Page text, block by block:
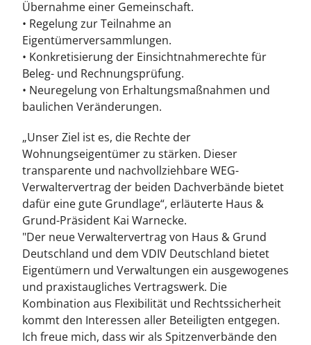
Übernahme einer Gemeinschaft.
• Regelung zur Teilnahme an
Eigentümerversammlungen.
• Konkretisierung der Einsichtnahmerechte für
Beleg- und Rechnungsprüfung.
• Neuregelung von Erhaltungsmaßnahmen und
baulichen Veränderungen.
„Unser Ziel ist es, die Rechte der
Wohnungseigentümer zu stärken. Dieser
transparente und nachvollziehbare WEG-
Verwaltervertrag der beiden Dachverbände bietet
dafür eine gute Grundlage“, erläuterte Haus &
Grund-Präsident Kai Warnecke.
"Der neue Verwaltervertrag von Haus & Grund
Deutschland und dem VDIV Deutschland bietet
Eigentümern und Verwaltungen ein ausgewogenes
und praxistaugliches Vertragswerk. Die
Kombination aus Flexibilität und Rechtssicherheit
kommt den Interessen aller Beteiligten entgegen.
Ich freue mich, dass wir als Spitzenverbände den